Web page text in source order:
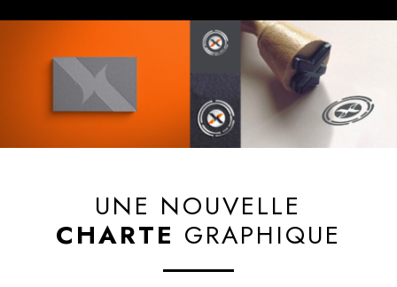
UNE NOUVELLE
CHARTE GRAPHIQUE